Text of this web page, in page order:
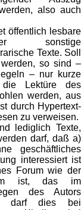
also auch
öffentlich lesbare
sonstige
Texte. Soll
so sind –
– nur kurze
Lektüre des
werden, aus
durch Hypertext-
zu verweisen.
lediglich Texte,
darf, daß a)
geschäftliches
interessiert ist
Forum wie der
ist, das im
des Autors
darf dies bei